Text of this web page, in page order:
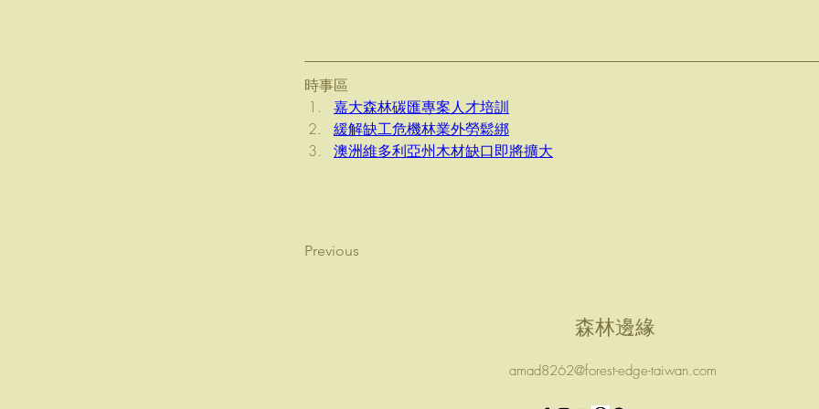
時事區
嘉大森林碳匯專案人才培訓
緩解缺工危機林業外勞鬆綁
澳洲維多利亞州木材缺口即將擴大
Previous
森林邊緣
amad8262@forest-edge-taiwan.com